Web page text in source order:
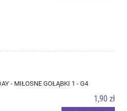
- MIŁOSNE GOŁĄBKI 1 - G4
1,90 zł